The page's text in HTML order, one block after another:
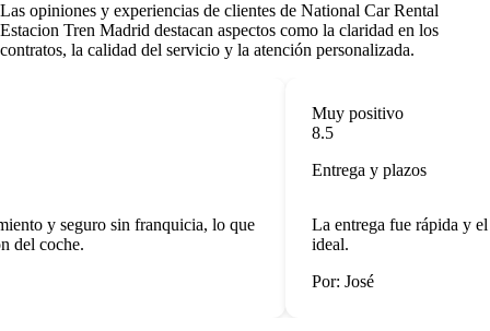
Las opiniones y experiencias de clientes de National Car Rental
Estacion Tren Madrid destacan aspectos como la claridad en los
contratos, la calidad del servicio y la atención personalizada.
y seguro sin franquicia, lo que
coche.
Muy positivo
8.5
Entrega y plazos
La entrega fue rápida y el
ideal.
Por: José